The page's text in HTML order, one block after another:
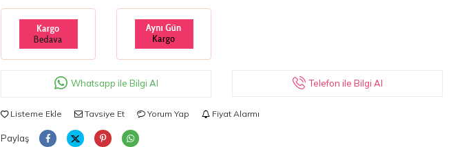
Whatsapp ile Bilgi Al Telefon ile Bilgi Al
Listeme Ekle Tavsiye Et Yorum Yap Fiyat Alarmı
Paylaş